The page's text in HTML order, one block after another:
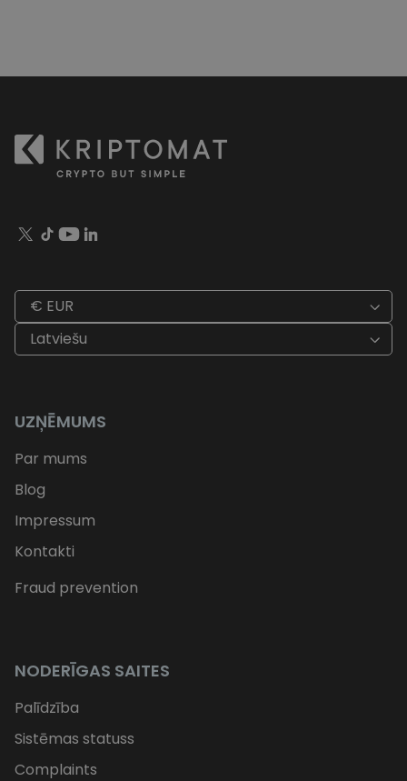
€ EUR
Latviešu
UZŅĒMUMS
Par mums
Blog
Impressum
Kontakti
Fraud prevention
NODERĪGAS SAITES
Palīdzība
Sistēmas statuss
Complaints